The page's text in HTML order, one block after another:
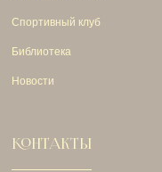
Спортивный клуб
Библиотека
Новости
КОНТАКТЫ